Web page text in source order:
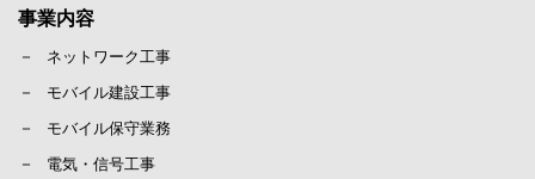
事業内容
ネットワーク工事
モバイル建設工事
モバイル保守業務
電気・信号工事